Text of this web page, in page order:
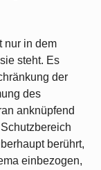
nur in dem
steht. Es
der
des
anknüpfend
berührt,
einbezogen,